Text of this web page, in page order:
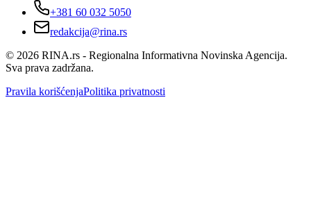
+381 60 032 5050
redakcija@rina.rs
© 2026 RINA.rs - Regionalna Informativna Novinska Agencija.
Sva prava zadržana.
Pravila korišćenjaPolitika privatnosti